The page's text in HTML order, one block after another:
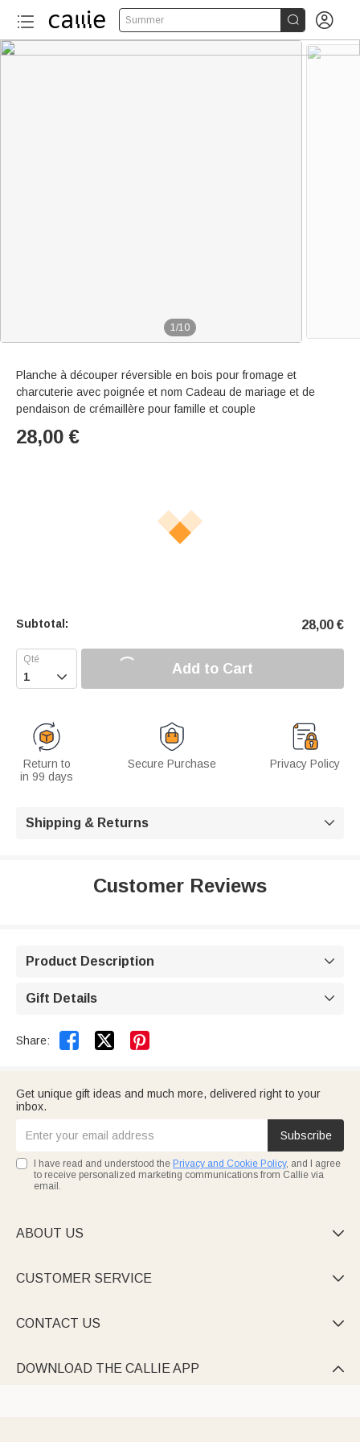
Summer  
1/10
Planche à découper réversible en bois pour fromage et
charcuterie avec poignée et nom Cadeau de mariage et de
pendaison de crémaillère pour famille et couple
28,00 €
Subtotal: 28,00 €
 Add to Cart
Return to
in 99 days
Secure Purchase Privacy Policy
Shipping & Returns 
Customer Reviews
Product Description 
Gift Details 
Share:  
Get unique gift ideas and much more, delivered right to your
inbox.
Subscribe
I have read and understood the Privacy and Cookie Policy, and I agree
to receive personalized marketing communications from Callie via
email.
ABOUT US 
CUSTOMER SERVICE 
CONTACT US 
DOWNLOAD THE CALLIE APP 